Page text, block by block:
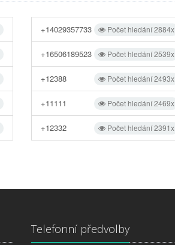
Počet hledání 2884x
+14029357733
Počet hledání 2539x
+16506189523
Počet hledání 2493x
+12388
Počet hledání 2469x
+11111
Počet hledání 2391x
+12332
Telefonní předvolby